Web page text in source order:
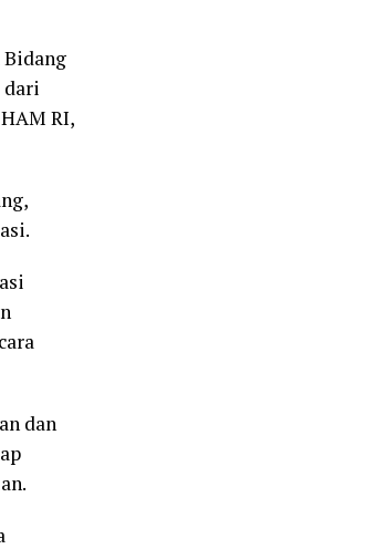
Bidang
dari
RI,
dan